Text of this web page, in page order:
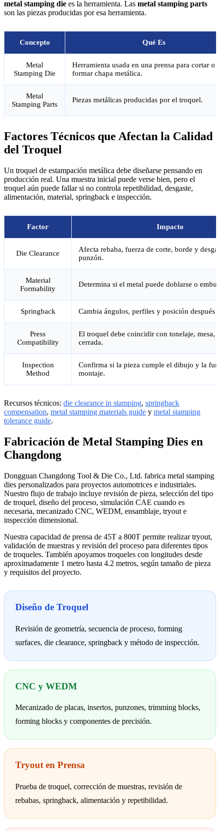
metal stamping die es la herramienta. Las metal stamping parts
son las piezas producidas por esa herramienta.
Concepto Qué Es
Metal
Stamping Die
Herramienta usada en una prensa para cortar o
formar chapa metálica.
Metal
Stamping Parts
Piezas metálicas producidas por el troquel.
Factores Técnicos que Afectan la Calidad
del Troquel
Un troquel de estampación metálica debe diseñarse pensando en
producción real. Una muestra inicial puede verse bien, pero el
troquel aún puede fallar si no controla repetibilidad, desgaste,
alimentación, material, springback e inspección.
Factor Impacto
Die Clearance
Afecta rebaba, fuerza de corte, borde y
punzón.
Material
Formability
Determina si el metal puede doblarse o
Springback Cambia ángulos, perfiles y posición después
Press
Compatibility
El troquel debe coincidir con tonelaje, mesa,
cerrada.
Inspection
Method
Confirma si la pieza cumple el dibujo y la
montaje.
Recursos técnicos: die clearance in stamping, springback
compensation, metal stamping materials guide y metal stamping
tolerance guide.
Fabricación de Metal Stamping Dies en
Changdong
Dongguan Changdong Tool & Die Co., Ltd. fabrica metal stamping
dies personalizados para proyectos automotrices e industriales.
Nuestro flujo de trabajo incluye revisión de pieza, selección del tipo
de troquel, diseño del proceso, simulación CAE cuando es
necesaria, mecanizado CNC, WEDM, ensamblaje, tryout e
inspección dimensional.
Nuestra capacidad de prensa de 45T a 800T permite realizar tryout,
validación de muestras y revisión del proceso para diferentes tipos
de troqueles. También apoyamos troqueles con longitudes desde
aproximadamente 1 metro hasta 4.2 metros, según tamaño de pieza
y requisitos del proyecto.
Diseño de Troquel
Revisión de geometría, secuencia de proceso, forming
surfaces, die clearance, springback y método de inspección.
CNC y WEDM
Mecanizado de placas, insertos, punzones, trimming blocks,
forming blocks y componentes de precisión.
Tryout en Prensa
Prueba de troquel, corrección de muestras, revisión de
rebabas, springback, alimentación y repetibilidad.